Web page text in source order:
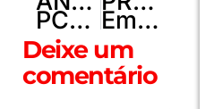
PCDF prende cuidadora que agredia idosa portadora de Alzheimer
Em comum acordo, Capital anuncia desligamento de Gustavo Cartaxo
Deixe um
comentário